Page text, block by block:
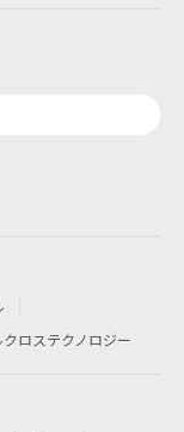
ロステクノロジー